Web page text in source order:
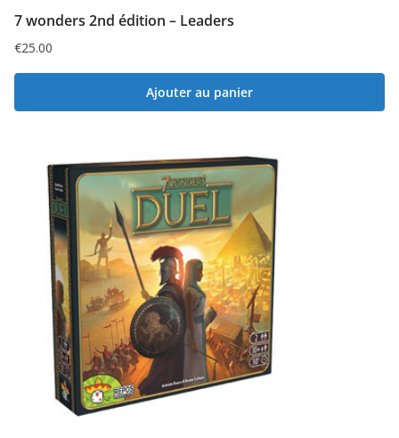
7 wonders 2nd édition – Leaders
€25.00
Ajouter au panier